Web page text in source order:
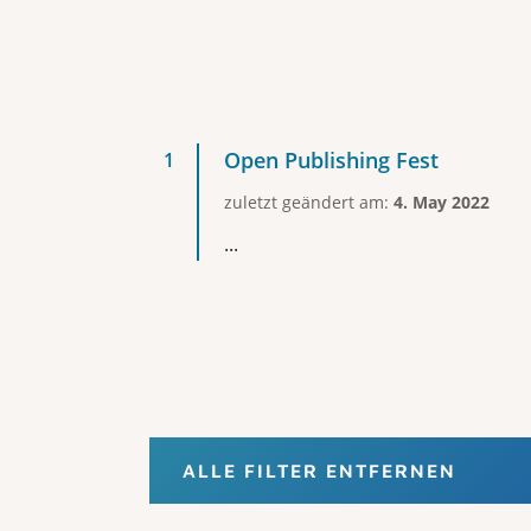
Open Publishing Fest
zuletzt geändert am: 4. May 2022
...
ALLE FILTER ENTFERNEN